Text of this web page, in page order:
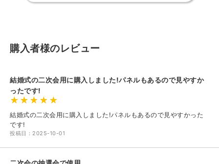
購入者様のレビュー
結婚式の二次会用に購入しました!パネルもあるので見やすか
ったです!
結婚式の二次会用に購入しました!パネルもあるので見やすかった
です!
投稿日：2025-10-01